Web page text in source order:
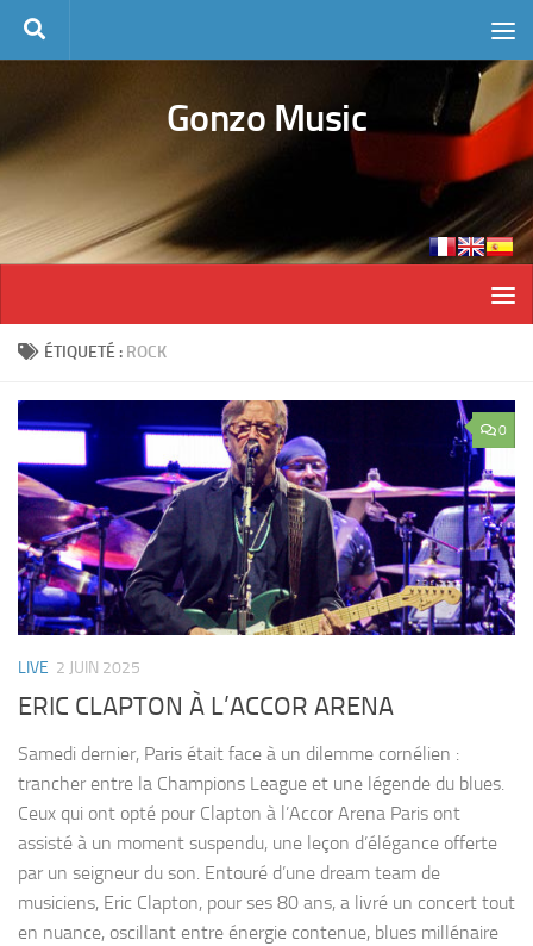
Skip to content
Gonzo Music
ÉTIQUETÉ : ROCK
0
LIVE 2 JUIN 2025
ERIC CLAPTON À L’ACCOR ARENA
Samedi dernier, Paris était face à un dilemme cornélien :
trancher entre la Champions League et une légende du blues.
Ceux qui ont opté pour Clapton à l’Accor Arena Paris ont
assisté à un moment suspendu, une leçon d’élégance offerte
par un seigneur du son. Entouré d’une dream team de
musiciens, Eric Clapton, pour ses 80 ans, a livré un concert tout
en nuance, oscillant entre énergie contenue, blues millénaire